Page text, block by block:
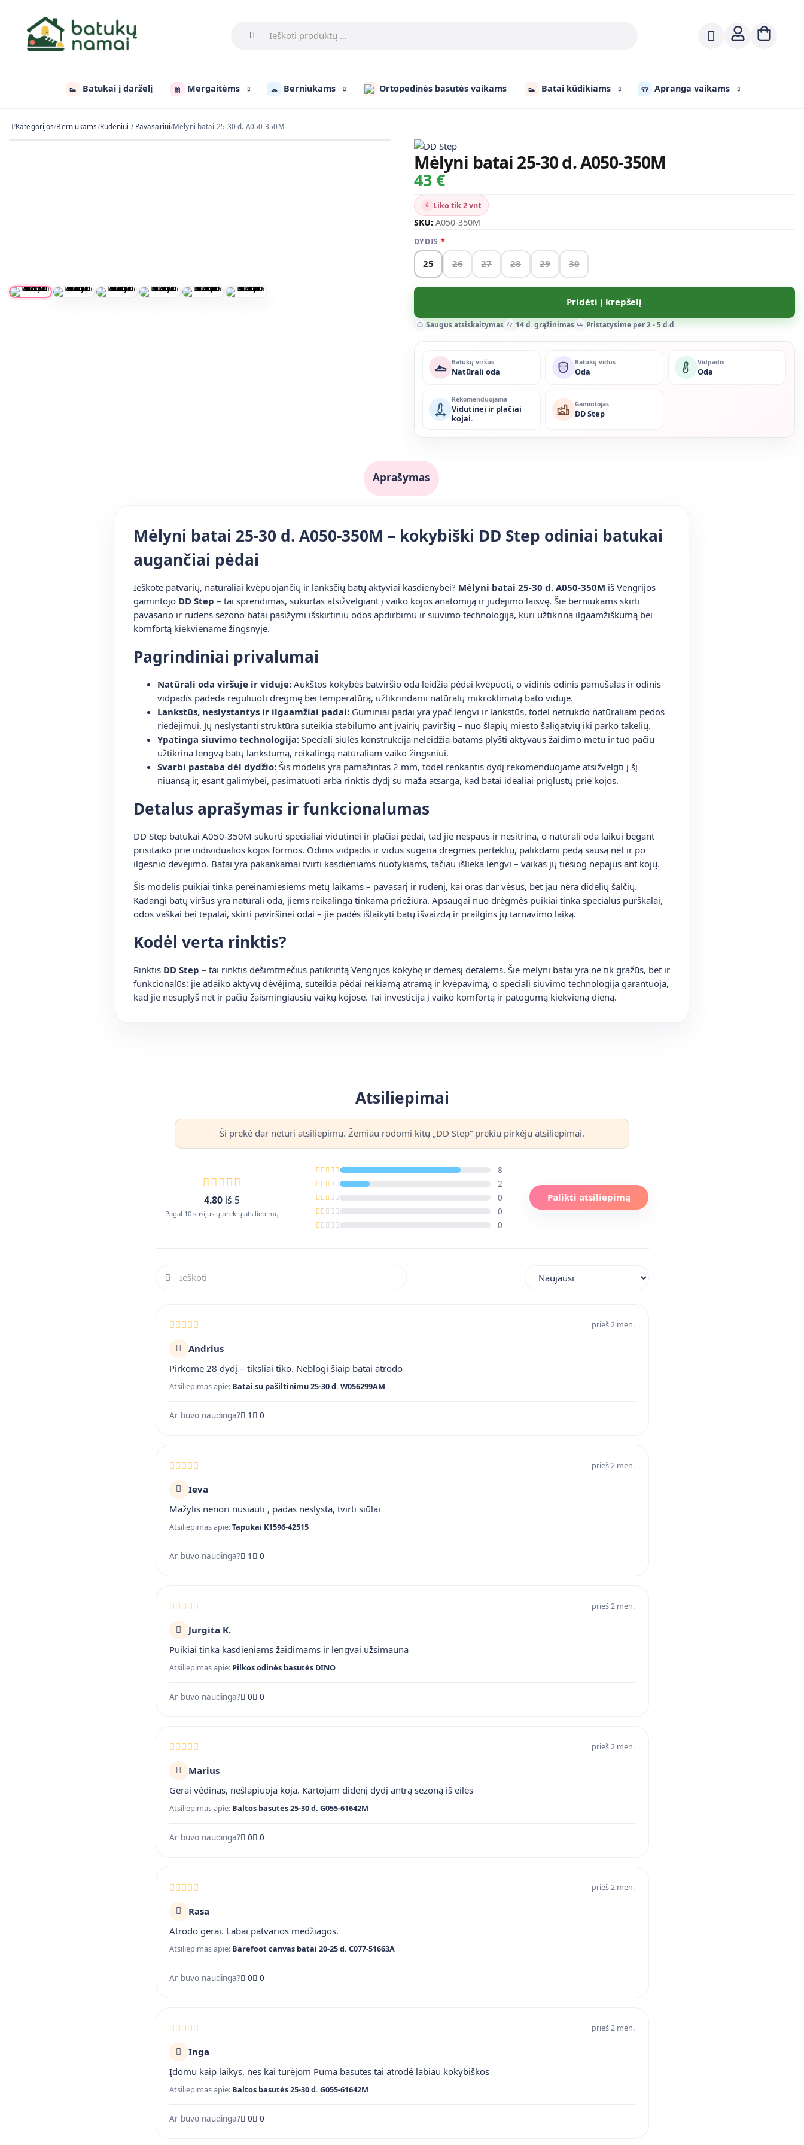
👟 Batukai į darželį 🎀 Mergaitėms 🧢 Berniukams Ortopedinės basutės vaikams 👟 Batai kūdikiams 👕 Apranga vaikams
/Kategorijos/Berniukams/Rudeniui / Pavasariui/Mėlyni batai 25-30 d. A050-350M
Mėlyni batai 25-30 d. A050-350M
43 €
Liko tik 2 vnt
SKU: A050-350M
DYDIS
25 26 27 28 29 30
Pridėti į krepšelį
Saugus atsiskaitymas 14 d. grąžinimas Pristatysime per 2 - 5 d.d.
Batukų viršus
Natūrali oda
Batukų vidus
Oda
Vidpadis
Oda
Rekomenduojama
Vidutinei ir plačiai
kojai.
Gamintojas
DD Step
Aprašymas
Mėlyni batai 25-30 d. A050-350M – kokybiški DD Step odiniai batukai
augančiai pėdai
Ieškote patvarių, natūraliai kvėpuojančių ir lanksčių batų aktyviai kasdienybei? Mėlyni batai 25-30 d. A050-350M iš Vengrijos
gamintojo DD Step – tai sprendimas, sukurtas atsižvelgiant į vaiko kojos anatomiją ir judėjimo laisvę. Šie berniukams skirti
pavasario ir rudens sezono batai pasižymi išskirtiniu odos apdirbimu ir siuvimo technologija, kuri užtikrina ilgaamžiškumą bei
komfortą kiekviename žingsnyje.
Pagrindiniai privalumai
Natūrali oda viršuje ir viduje: Aukštos kokybės batviršio oda leidžia pėdai kvėpuoti, o vidinis odinis pamušalas ir odinis
vidpadis padeda reguliuoti drėgmę bei temperatūrą, užtikrindami natūralų mikroklimatą bato viduje.
Lankstūs, neslystantys ir ilgaamžiai padai: Guminiai padai yra ypač lengvi ir lankstūs, todėl netrukdo natūraliam pėdos
riedėjimui. Jų neslystanti struktūra suteikia stabilumo ant įvairių paviršių – nuo šlapių miesto šaligatvių iki parko takelių.
Ypatinga siuvimo technologija: Speciali siūlės konstrukcija neleidžia batams plyšti aktyvaus žaidimo metu ir tuo pačiu
užtikrina lengvą batų lankstumą, reikalingą natūraliam vaiko žingsniui.
Svarbi pastaba dėl dydžio: Šis modelis yra pamažintas 2 mm, todėl renkantis dydį rekomenduojame atsižvelgti į šį
niuansą ir, esant galimybei, pasimatuoti arba rinktis dydį su maža atsarga, kad batai idealiai priglustų prie kojos.
Detalus aprašymas ir funkcionalumas
DD Step batukai A050-350M sukurti specialiai vidutinei ir plačiai pėdai, tad jie nespaus ir nesitrina, o natūrali oda laikui bėgant
prisitaiko prie individualios kojos formos. Odinis vidpadis ir vidus sugeria drėgmės perteklių, palikdami pėdą sausą net ir po
ilgesnio dėvėjimo. Batai yra pakankamai tvirti kasdieniams nuotykiams, tačiau išlieka lengvi – vaikas jų tiesiog nepajus ant kojų.
Šis modelis puikiai tinka pereinamiesiems metų laikams – pavasarį ir rudenį, kai oras dar vėsus, bet jau nėra didelių šalčių.
Kadangi batų viršus yra natūrali oda, jiems reikalinga tinkama priežiūra. Apsaugai nuo drėgmės puikiai tinka specialūs purškalai,
odos vaškai bei tepalai, skirti paviršinei odai – jie padės išlaikyti batų išvaizdą ir prailgins jų tarnavimo laiką.
Kodėl verta rinktis?
Rinktis DD Step – tai rinktis dešimtmečius patikrintą Vengrijos kokybę ir dėmesį detalėms. Šie mėlyni batai yra ne tik gražūs, bet ir
funkcionalūs: jie atlaiko aktyvų dėvėjimą, suteikia pėdai reikiamą atramą ir kvėpavimą, o speciali siuvimo technologija garantuoja,
kad jie nesuplyš net ir pačių žaismingiausių vaikų kojose. Tai investicija į vaiko komfortą ir patogumą kiekvieną dieną.
Atsiliepimai
Ši prekė dar neturi atsiliepimų. Žemiau rodomi kitų „DD Step“ prekių pirkėjų atsiliepimai.
4.80 iš 5
Pagal 10 susijusių prekių atsiliepimų
8
2
0
0
0
Palikti atsiliepimą
Ieškoti atsiliepimuose
prieš 2 mėn.
Andrius
Pirkome 28 dydį – tiksliai tiko. Neblogi šiaip batai atrodo
Atsiliepimas apie: Batai su pašiltinimu 25-30 d. W056299AM
Ar buvo naudinga? 1 0
prieš 2 mėn.
Ieva
Mažylis nenori nusiauti , padas neslysta, tvirti siūlai
Atsiliepimas apie:Tapukai K1596-42515
Ar buvo naudinga? 1 0
prieš 2 mėn.
Jurgita K.
Puikiai tinka kasdieniams žaidimams ir lengvai užsimauna
Atsiliepimas apie: Pilkos odinės basutės DINO
Ar buvo naudinga? 0 0
prieš 2 mėn.
Marius
Gerai vėdinas, nešlapiuoja koja. Kartojam didenį dydį antrą sezoną iš eilės
Atsiliepimas apie: Baltos basutės 25-30 d. G055-61642M
Ar buvo naudinga? 0 0
prieš 2 mėn.
Rasa
Atrodo gerai. Labai patvarios medžiagos.
Atsiliepimas apie: Barefoot canvas batai 20-25 d. C077-51663A
Ar buvo naudinga? 0 0
prieš 2 mėn.
Inga
Įdomu kaip laikys, nes kai turėjom Puma basutes tai atrodė labiau kokybiškos
Atsiliepimas apie: Baltos basutės 25-30 d. G055-61642M
Ar buvo naudinga? 0 0